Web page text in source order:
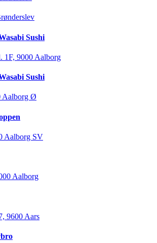
Sushi
1F, 9000 Aalborg
Sushi
Aalborg Ø
Aalborg SV
Aalborg
9600 Aars